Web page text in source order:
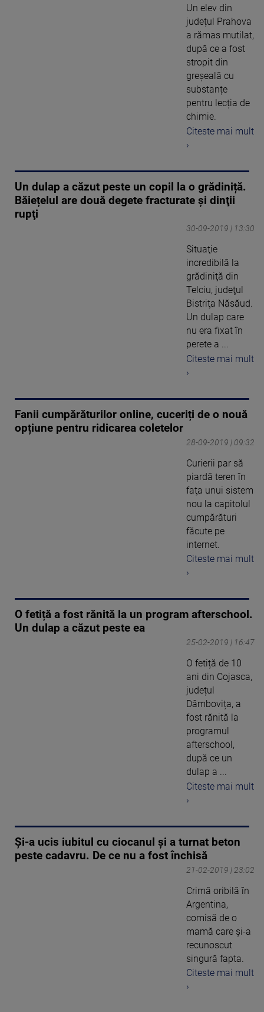
Un elev din
județul Prahova
a rămas mutilat,
după ce a fost
stropit din
greșeală cu
substanțe
pentru lecția de
chimie.
Citeste mai mult
›
Un dulap a căzut peste un copil la o grădiniță.
Băiețelul are două degete fracturate şi dinţii
rupţi
30-09-2019 | 13:30
Situaţie
incredibilă la
grădiniţă din
Telciu, judeţul
Bistriţa Năsăud.
Un dulap care
nu era fixat în
perete a ...
Citeste mai mult
›
Fanii cumpărăturilor online, cuceriți de o nouă
opțiune pentru ridicarea coletelor
28-09-2019 | 09:32
Curierii par să
piardă teren în
faţa unui sistem
nou la capitolul
cumpărături
făcute pe
internet.
Citeste mai mult
›
O fetiță a fost rănită la un program afterschool.
Un dulap a căzut peste ea
25-02-2019 | 16:47
O fetiță de 10
ani din Cojasca,
județul
Dâmbovița, a
fost rănită la
programul
afterschool,
după ce un
dulap a ...
Citeste mai mult
›
Şi-a ucis iubitul cu ciocanul şi a turnat beton
peste cadavru. De ce nu a fost închisă
21-02-2019 | 23:02
Crimă oribilă în
Argentina,
comisă de o
mamă care şi-a
recunoscut
singură fapta.
Citeste mai mult
›